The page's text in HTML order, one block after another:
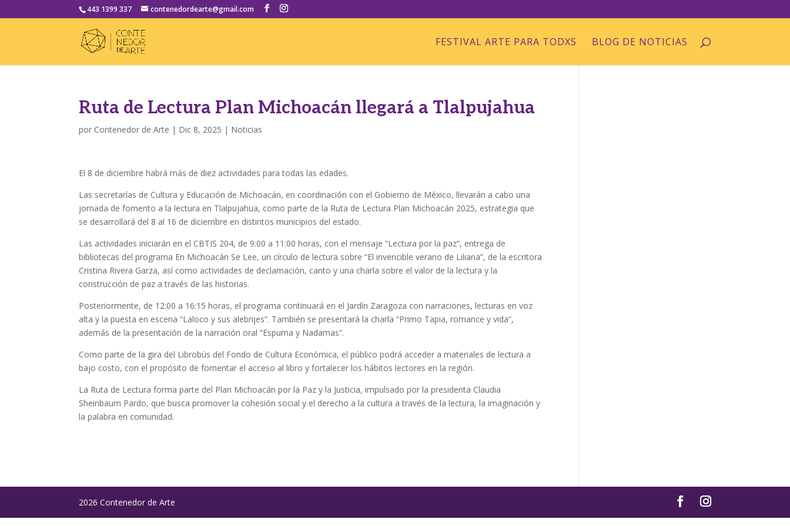
443 1399 337 contenedordearte@gmail.com
FESTIVAL ARTE PARA TODXS BLOG DE NOTICIAS
Ruta de Lectura Plan Michoacán llegará a Tlalpujahua
por Contenedor de Arte | Dic 8, 2025 | Noticias
El 8 de diciembre habrá más de diez actividades para todas las edades.
Las secretarías de Cultura y Educación de Michoacán, en coordinación con el Gobierno de México, llevarán a cabo una
jornada de fomento a la lectura en Tlalpujahua, como parte de la Ruta de Lectura Plan Michoacán 2025, estrategia que
se desarrollará del 8 al 16 de diciembre en distintos municipios del estado.
Las actividades iniciarán en el CBTIS 204, de 9:00 a 11:00 horas, con el mensaje “Lectura por la paz”, entrega de
bibliotecas del programa En Michoacán Se Lee, un círculo de lectura sobre “El invencible verano de Liliana”, de la escritora
Cristina Rivera Garza, así como actividades de declamación, canto y una charla sobre el valor de la lectura y la
construcción de paz a través de las historias.
Posteriormente, de 12:00 a 16:15 horas, el programa continuará en el Jardín Zaragoza con narraciones, lecturas en voz
alta y la puesta en escena “Laloco y sus alebrijes”. También se presentará la charla “Primo Tapia, romance y vida”,
además de la presentación de la narración oral “Espuma y Nadamas”.
Como parte de la gira del Librobús del Fondo de Cultura Económica, el público podrá acceder a materiales de lectura a
bajo costo, con el propósito de fomentar el acceso al libro y fortalecer los hábitos lectores en la región.
La Ruta de Lectura forma parte del Plan Michoacán por la Paz y la Justicia, impulsado por la presidenta Claudia
Sheinbaum Pardo, que busca promover la cohesión social y el derecho a la cultura a través de la lectura, la imaginación y
la palabra en comunidad.
2026 Contenedor de Arte